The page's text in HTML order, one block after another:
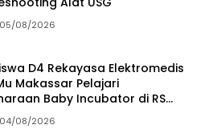
05/08/2026
D4 Rekayasa Elektromedis
Makassar Pelajari
Baby Incubator di RS
04/08/2026